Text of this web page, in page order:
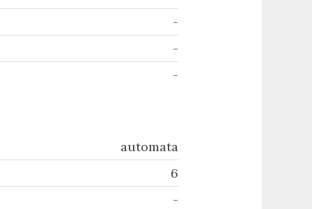
-
-
-
automata
6
-